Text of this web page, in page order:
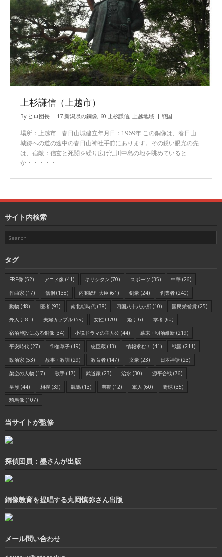
上杉謙信（上越市）
By ヒロ団長 17.新潟県の銅像, 60.上杉謙信, 上越地域 戦国
場所：上越市 春日山城建立年月日：1969年 この銅像は、春日山
城跡への道の途中の春日山神社手前にあります。その鋭い眼光の先
は、宿敵：信玄と死闘を繰り広げた川中島の地を眺めていると
か・・・・・
サイト内検索
タグ
FRP像 (52) アニメ像 (41) キリシタン (70) スポーツ (35) 中華 (26)
作曲家 (17) 僧侶 (138) 内閣総理大臣 (61) 剣豪 (24) 創業者 (240)
動物 (48) 医者 (93) 南北朝時代 (38) 四国八十八か所 (10) 国民栄誉賞 (25)
外人 (181) 夫婦カップル (59) 女性 (120) 姫 (16) 学者 (60)
宿泊施設にある銅像 (34) 小説ドラマの主人公 (44) 幕末・明治維新 (219)
平安時代 (27) 御伽草子 (19) 忠臣蔵 (13) 情報求む！ (41) 戦国 (211)
政治家 (53) 故事・教訓 (29) 教育者 (147) 文豪 (23) 日本神話 (23)
架空の人物 (17) 歌手 (17) 武道家 (23) 治水 (30) 源平合戦 (76)
皇族 (44) 相撲 (39) 競馬 (13) 芸能 (12) 軍人 (60) 野球 (35)
騎馬像 (107)
当サイトが監修
探偵団員：墨さんが出版
銅像教育を提唱する丸岡慎弥さん出版
メール問い合わせ